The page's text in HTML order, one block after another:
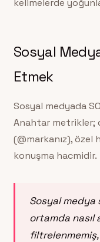
kelimelerde
Sosyal
Etmek
Sosyal medyada
Anahtar metrikler;
(@markanız), özel
konuşma hacmidir.
Sosyal medya
ortamda nasıl